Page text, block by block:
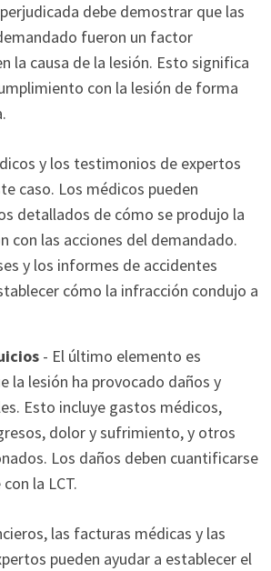
debe demostrar que las
fueron un factor
la causa de la lesión. Esto significa
con la lesión de forma
y los testimonios de expertos
caso. Los médicos pueden
detallados de cómo se produjo la
con las acciones del demandado.
y los informes de accidentes
cómo la infracción condujo a
- El último elemento es
la lesión ha provocado daños y
Esto incluye gastos médicos,
dolor y sufrimiento, y otros
Los daños deben cuantificarse
la LCT.
las facturas médicas y las
pueden ayudar a establecer el